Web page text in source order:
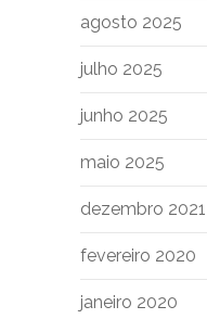
agosto 2025
julho 2025
junho 2025
maio 2025
dezembro 2021
fevereiro 2020
janeiro 2020